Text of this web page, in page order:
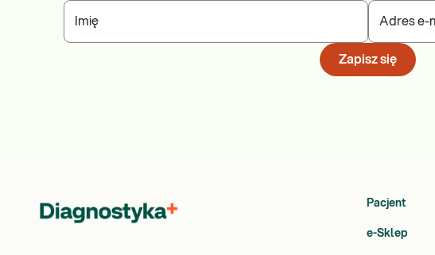
Imię Adres e-
Zapisz się
Pacjent
e-Sklep